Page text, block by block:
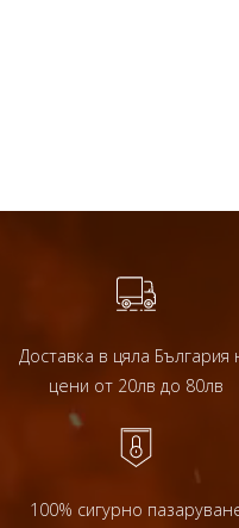
Доставка в цяла България
цени от 20лв до 80лв
100% сигурно